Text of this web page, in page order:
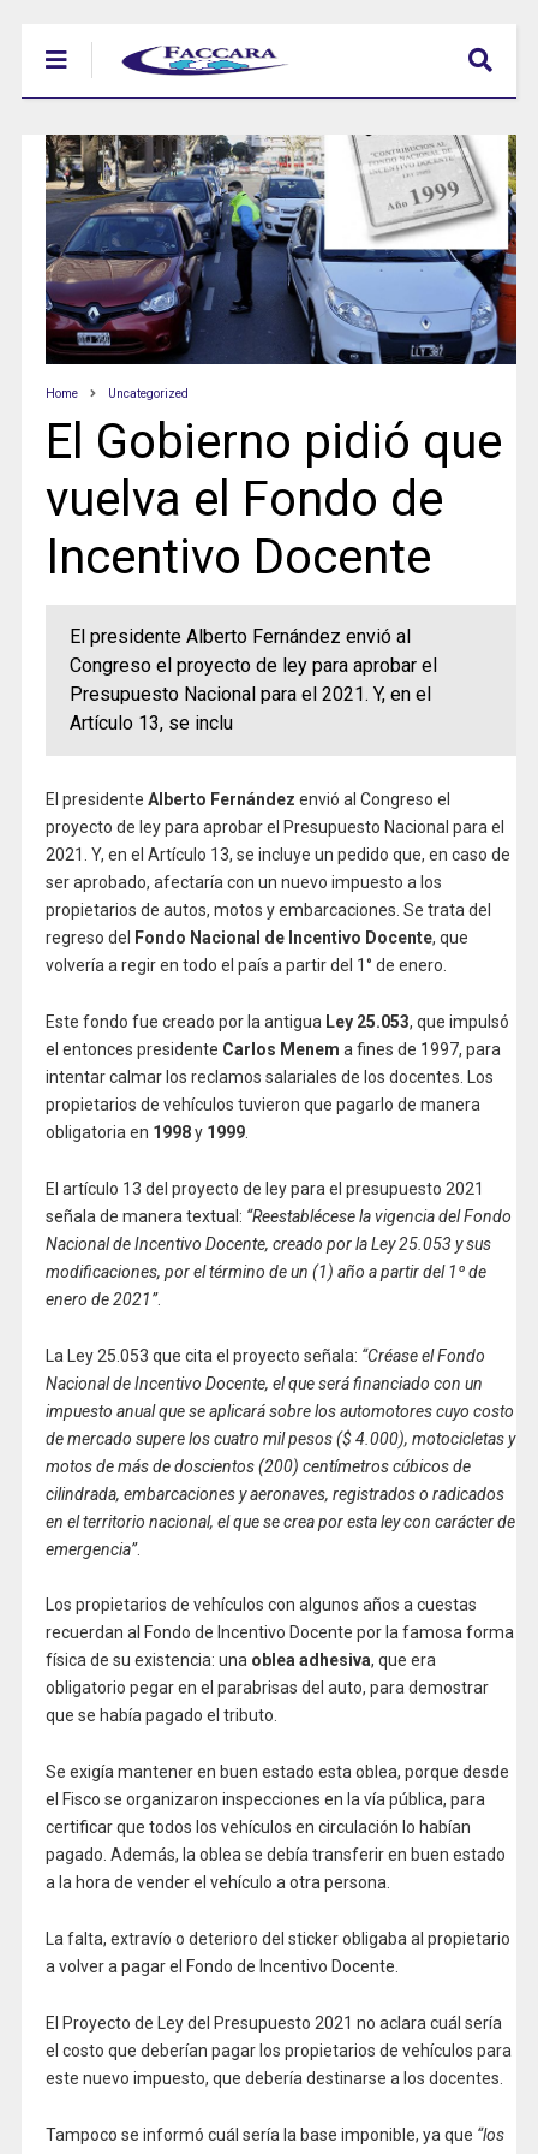
Home Uncategorized
El Gobierno pidió que
vuelva el Fondo de
Incentivo Docente
El presidente Alberto Fernández envió al
Congreso el proyecto de ley para aprobar el
Presupuesto Nacional para el 2021. Y, en el
Artículo 13, se inclu
El presidente Alberto Fernández envió al Congreso el
proyecto de ley para aprobar el Presupuesto Nacional para el
2021. Y, en el Artículo 13, se incluye un pedido que, en caso de
ser aprobado, afectaría con un nuevo impuesto a los
propietarios de autos, motos y embarcaciones. Se trata del
regreso del
Fondo Nacional de Incentivo Docente, que
volvería a regir en todo el país a partir del 1° de enero.
Este fondo fue creado por la antigua Ley 25.053, que impulsó
el entonces presidente Carlos Menem a fines de 1997, para
intentar calmar los reclamos salariales de los docentes. Los
propietarios de vehículos tuvieron que pagarlo de manera
obligatoria en 1998y 1999.
El artículo 13 del proyecto de ley para el presupuesto 2021
señala de manera textual: “Reestablécese la vigencia del Fondo
Nacional de Incentivo Docente, creado por la Ley 25.053 y sus
modificaciones, por el término de un (1) año a partir del 1º de
enero de 2021”.
La Ley 25.053 que cita el proyecto señala: “Créase el Fondo
Nacional de Incentivo Docente, el que será financiado con un
impuesto anual que se aplicará sobre los automotores cuyo costo
de mercado supere los cuatro mil pesos ($ 4.000), motocicletas y
motos de más de doscientos (200) centímetros cúbicos de
cilindrada, embarcaciones y aeronaves, registrados o radicados
en el territorio nacional, el que se crea por esta ley con carácter de
emergencia”.
Los propietarios de vehículos con algunos años a cuestas
recuerdan al Fondo de Incentivo Docente por la famosa forma
física de su existencia: una oblea adhesiva, que era
obligatorio pegar en el parabrisas del auto, para demostrar
que se había pagado el tributo.
Se exigía mantener en buen estado esta oblea, porque desde
el Fisco se organizaron inspecciones en la vía pública, para
certificar que todos los vehículos en circulación lo habían
pagado. Además, la oblea se debía transferir en buen estado
a la hora de vender el vehículo a otra persona.
La falta, extravío o deterioro del sticker obligaba al propietario
a volver a pagar el Fondo de Incentivo Docente.
El Proyecto de Ley del Presupuesto 2021 no aclara cuál sería
el costo que deberían pagar los propietarios de vehículos para
este nuevo impuesto, que debería destinarse a los docentes.
Tampoco se informó cuál sería la base imponible, ya que “los